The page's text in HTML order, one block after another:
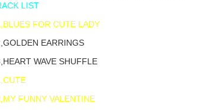
LIST
FOR CUTE LADY
EARRINGS
WAVE SHUFFLE
FUNNY VALENTINE